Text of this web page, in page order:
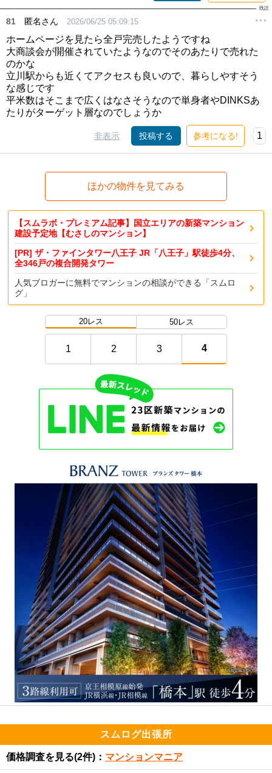
81 匿名さん 2026/06/25 05:09:15
ホームページを見たら全戸完売したようですね
大商談会が開催されていたようなのでそのあたりで売れた
のかな
立川駅からも近くてアクセスも良いので、暮らしやすそう
な感じです
平米数はそこまで広くはなさそうなので単身者やDINKSあ
たりがターゲット層なのでしょうか
非表示 投稿する 参考になる! 1
ほかの物件を見てみる
【スムラボ・プレミアム記事】国立エリアの新築マンション
建設予定地【むさしのマンション】
[PR] ザ・ファインタワー八王子 JR「八王子」駅徒歩4分、
全346戸の複合開発タワー
人気ブロガーに無料でマンションの相談ができる「スムロ
グ」
20レス 50レス
1 2 3 4
スムログ出張所
価格調査を見る(2件)： マンションマニア